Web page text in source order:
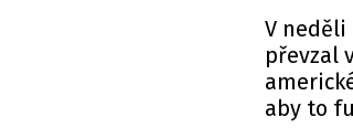
V neděli
převzal
aby to